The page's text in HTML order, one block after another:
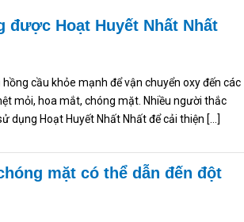
được Hoạt Huyết Nhất Nhất
cầu khỏe mạnh để vận chuyển oxy đến các
mỏi, hoa mắt, chóng mặt. Nhiều người thắc
dụng Hoạt Huyết Nhất Nhất để cải thiện […]
mặt có thể dẫn đến đột